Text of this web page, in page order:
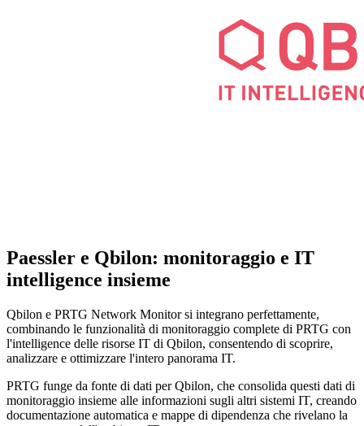
Paessler e Qbilon: monitoraggio e IT
intelligence insieme
Qbilon e PRTG Network Monitor si integrano perfettamente,
combinando le funzionalità di monitoraggio complete di PRTG con
l'intelligence delle risorse IT di Qbilon, consentendo di scoprire,
analizzare e ottimizzare l'intero panorama IT.
PRTG funge da fonte di dati per Qbilon, che consolida questi dati di
monitoraggio insieme alle informazioni sugli altri sistemi IT, creando
documentazione automatica e mappe di dipendenza che rivelano la